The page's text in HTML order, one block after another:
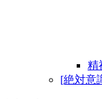
精
[絶対意